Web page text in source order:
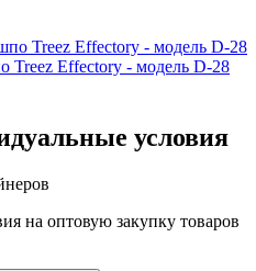
Treez Effectory - модель D-28
условия
на оптовую закупку товаров